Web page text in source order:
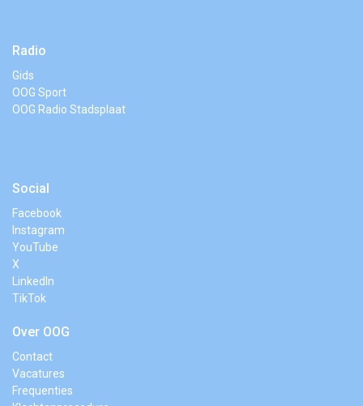
Radio
Gids
OOG Sport
OOG Radio Stadsplaat
Social
Facebook
Instagram
YouTube
X
LinkedIn
TikTok
Over OOG
Contact
Vacatures
Frequenties